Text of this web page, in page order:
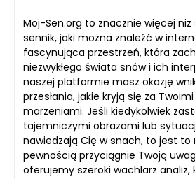
Moj-Sen.org to znacznie więcej
sennik, jaki można znaleźć w
fascynująca przestrzeń, która
niezwykłego świata snów i ich
naszej platformie masz okazję
przesłania, jakie kryją się za
marzeniami. Jeśli kiedykolwiek
tajemniczymi obrazami lub
nawiedzają Cię w snach, to jest to
pewnością przyciągnie Twoją
oferujemy szeroki wachlarz